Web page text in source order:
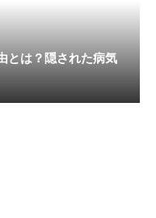
とは？隠された病気